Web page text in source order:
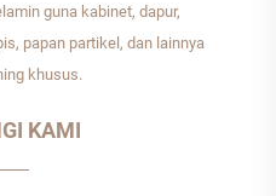
guna kabinet, dapur,
papan partikel, dan lainnya
khusus.
KAMI